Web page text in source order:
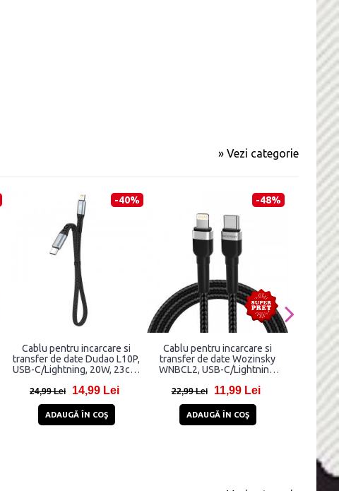
» Vezi categorie
-40%
Cablu pentru incarcare si
transfer de date Dudao L10P,
USB-C/Lightning, 20W, 23cm,
24,99 Lei 14,99 Lei
ADAUGĂ ÎN COŞ
-48%
Cablu pentru incarcare si
transfer de date Wozinsky
WNBCL2, USB-C/Lightning,
22,99 Lei 11,99 Lei
ADAUGĂ ÎN COŞ
Cablu
transfer
USB-C
23,99